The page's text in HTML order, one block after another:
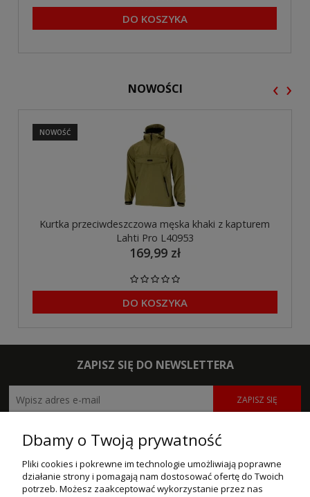
DO KOSZYKA
NOWOŚCI
Kurtka przeciwdeszczowa męska khaki z kapturem
Lahti Pro L40953
169,99 zł
DO KOSZYKA
NOWOŚĆ
‹ ›
ZAPISZ SIĘ DO NEWSLETTERA
ZAPISZ SIĘ
POMOC
MOJE KONTO
Dbamy o Twoją prywatność
Pliki cookies i pokrewne im technologie umożliwiają poprawne
działanie strony i pomagają nam dostosować ofertę do Twoich
potrzeb. Możesz zaakceptować wykorzystanie przez nas